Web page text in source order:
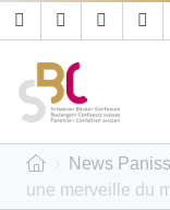
News
une merveille du